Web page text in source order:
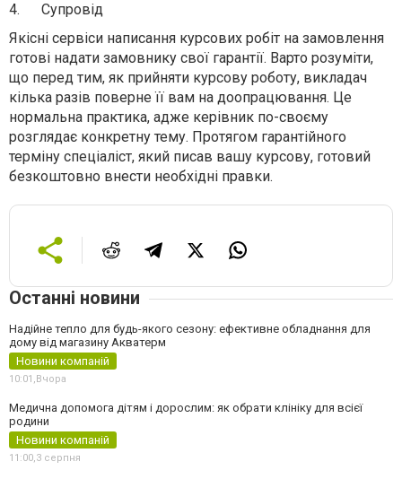
4.
Супровід
Якісні сервіси написання курсових робіт на замовлення
готові надати замовнику свої гарантії. Варто розуміти,
що перед тим, як прийняти курсову роботу, викладач
кілька разів поверне її вам на доопрацювання. Це
нормальна практика, адже керівник по-своєму
розглядає конкретну тему. Протягом гарантійного
терміну спеціаліст, який писав вашу курсову, готовий
безкоштовно внести необхідні правки.
Останні новини
Надійне тепло для будь-якого сезону: ефективне обладнання для
дому від магазину Акватерм
Новини компаній
10:01, Вчора
Медична допомога дітям і дорослим: як обрати клініку для всієї
родини
Новини компаній
11:00,3 серпня